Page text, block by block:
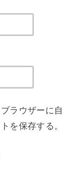
ラウザーに自
を保存する。